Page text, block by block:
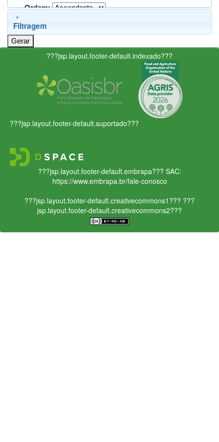
Ordem:
Filtragem
???jsp.layout.footer-default.indexado???
???jsp.layout.footer-default.suportado???
???jsp.layout.footer-default.embrapa??? SAC:
https://www.embrapa.br/fale-conosco
???jsp.layout.footer-default.creativecommons1??? ???
jsp.layout.footer-default.creativecommons2???